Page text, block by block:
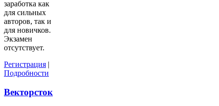
заработка как
для сильных
авторов, так и
для новичков.
Экзамен
отсутствует.
Регистрация |
Подробности
Векторсток